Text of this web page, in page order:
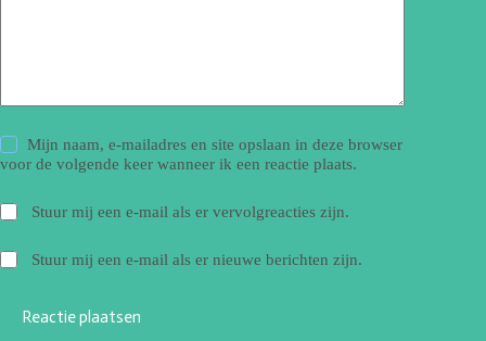
Mijn naam, e-mailadres en site opslaan in deze browser
voor de volgende keer wanneer ik een reactie plaats.
Stuur mij een e-mail als er vervolgreacties zijn.
Stuur mij een e-mail als er nieuwe berichten zijn.
Reactie plaatsen